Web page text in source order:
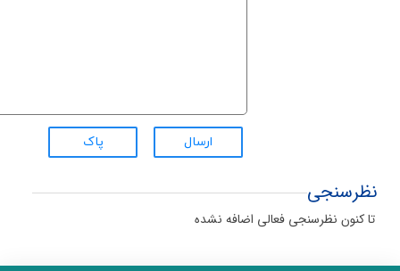
ارسال پاک
نظرسنجی
تا کنون نظرسنجی فعالی اضافه نشده